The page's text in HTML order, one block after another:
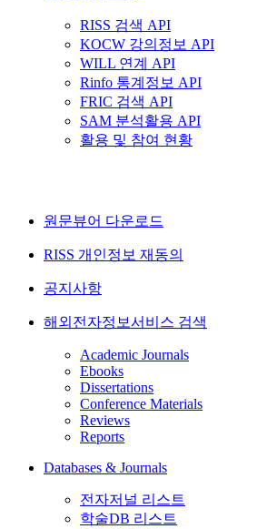
RISS 검색 API
KOCW 강의정보 API
WILL 연계 API
Rinfo 통계정보 API
FRIC 검색 API
SAM 분석활용 API
활용 및 참여 현황
원문뷰어 다운로드
RISS 개인정보 재동의
공지사항
해외전자정보서비스 검색
Academic Journals
Ebooks
Dissertations
Conference Materials
Reviews
Reports
Databases & Journals
전자저널 리스트
학술DB 리스트